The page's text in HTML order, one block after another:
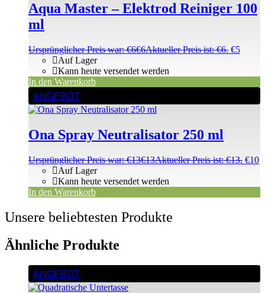
Aqua Master – Elektrod Reiniger 100
ml
Ursprünglicher Preis war: €6€6Aktueller Preis ist: €6. €5
Auf Lager
Kann heute versendet werden
In den Warenkorb
ANGEBOT
Ona Spray Neutralisator 250 ml
Ursprünglicher Preis war: €13€13Aktueller Preis ist: €13. €10
Auf Lager
Kann heute versendet werden
In den Warenkorb
Unsere beliebtesten Produkte
Ähnliche Produkte
ANGEBOT